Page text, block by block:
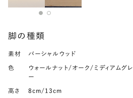
脚の種類
素材 パーシャルウッド
色
ウォールナット/オーク/ミディアムグレ
ー
高さ 8cm/13cm
素材 スチール
色 グレー